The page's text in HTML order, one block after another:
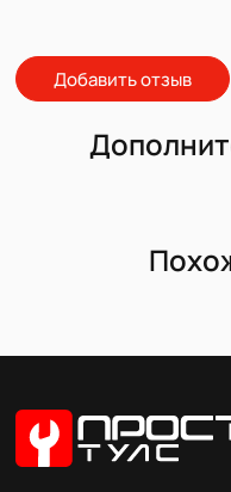
Добавить отзыв